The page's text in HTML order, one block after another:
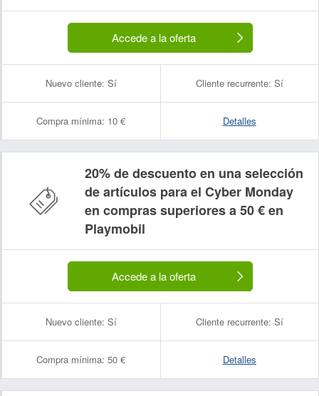
Accede a la oferta
Nuevo cliente: Sí Cliente recurrente: Sí
Compra mínima: 10 € Detalles
20% de descuento en una selección
de artículos para el Cyber Monday
en compras superiores a 50 € en
Playmobil
Accede a la oferta
Nuevo cliente: Sí Cliente recurrente: Sí
Compra mínima: 50 € Detalles